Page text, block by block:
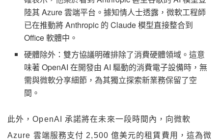
陸其 Azure 雲端平台。據知情人士透露，微軟工程師
已在推動將 Anthropic 的 Claude 模型直接整合到
Office 軟體中。
硬體除外：雙方協議明確排除了消費硬體領域。這意
味著 OpenAI 在開發由 AI 驅動的消費電子設備時，無
需與微軟分享細節，為其獨立探索新業務保留了空
間。
此外，OpenAI 承諾將在未來一段時間內，向微軟
Azure 雲端服務支付 2,500 億美元的租賃費用，這為微